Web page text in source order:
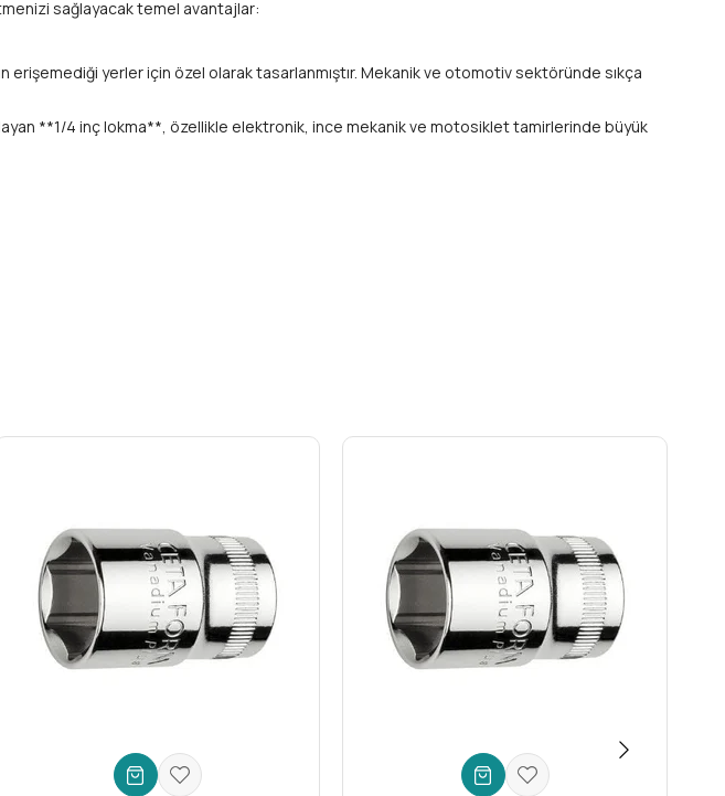
sağlayacak temel avantajlar:
yerler için özel olarak tasarlanmıştır. Mekanik ve otomotiv sektöründe sıkça
**1/4 inç lokma**, özellikle elektronik, ince mekanik ve motosiklet tamirlerinde büyük
çeşitli onarım işlerinde büyük kolaylık sağlar.